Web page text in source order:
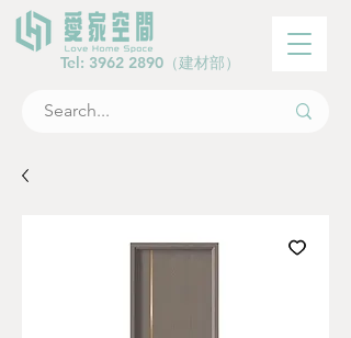
Tel: 3962 2890 （建材部）